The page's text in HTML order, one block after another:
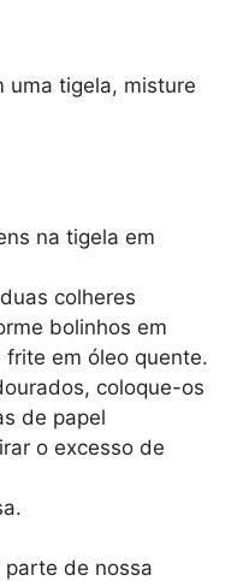
uma tigela, misture
na tigela em
colheres
bolinhos em
em óleo quente.
coloque-os
de papel
o excesso de
parte de nossa